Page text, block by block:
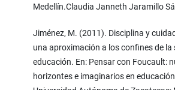
Medellín.Claudia Janneth Jaramillo
Jiménez, M. (2011). Disciplina y
una aproximación a los confines de la
educación. En: Pensar con Foucault:
horizontes e imaginarios en